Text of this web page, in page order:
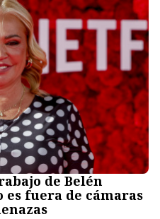
de Belén
es fuera de cámaras